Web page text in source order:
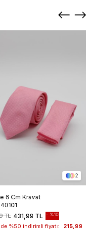
2
6 Cm Kravat
431,99 TL
TL %10
%50 indirimli fiyatı:
215,99